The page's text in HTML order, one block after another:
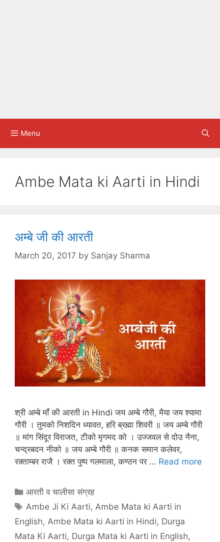
Menu
Ambe Mata ki Aarti in Hindi
अम्बे जी की आरती
March 20, 2017 by Sanjay Sharma
श्री अम्बे माँ की आरती in Hindi जय अम्बे गौरी, मैया जय श्यामा
गौरी । तुमको निशदिन ध्यावत, हरि ब्रह्मा शिवरी ॥ जय अम्बे गौरी
॥ मांग सिंदूर विराजत, टीको मृगमद को । उज्जवल से दो‌उ नैना,
चन्द्रबदन नीको ॥ जय अम्बे गौरी ॥ कनक समान कलेवर,
रक्ताम्बर राजै । रक्त पुष्प गलमाला, कण्ठन पर … Read more
Categories
आरती व चालीसा संग्रह
Tags
Ambe Ji Ki Aarti,Ambe Mata ki Aarti in
English, Ambe Mata ki Aarti in Hindi, Durga
Mata Ki Aarti, Durga Mata ki Aarti in English,